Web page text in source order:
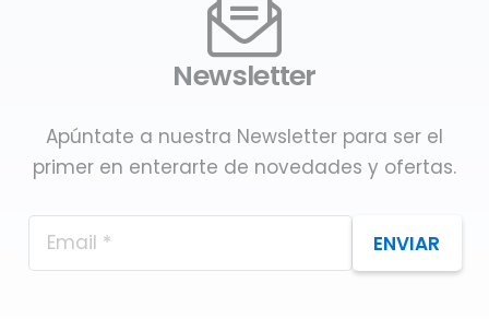
Newsletter
Apúntate a nuestra Newsletter para ser el
primer en enterarte de novedades y ofertas.
ENVIAR